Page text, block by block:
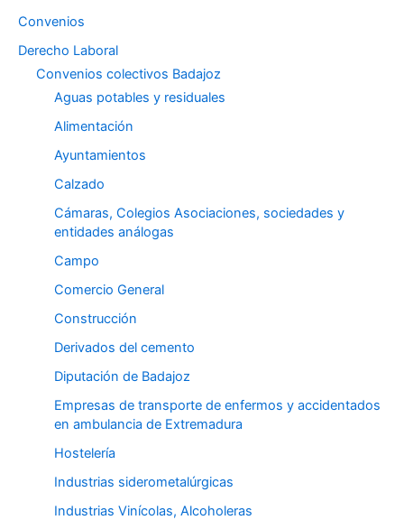
Convenios
Derecho Laboral
Convenios colectivos Badajoz
Aguas potables y residuales
Alimentación
Ayuntamientos
Calzado
Cámaras, Colegios Asociaciones, sociedades y
entidades análogas
Campo
Comercio General
Construcción
Derivados del cemento
Diputación de Badajoz
Empresas de transporte de enfermos y accidentados
en ambulancia de Extremadura
Hostelería
Industrias siderometalúrgicas
Industrias Vinícolas, Alcoholeras